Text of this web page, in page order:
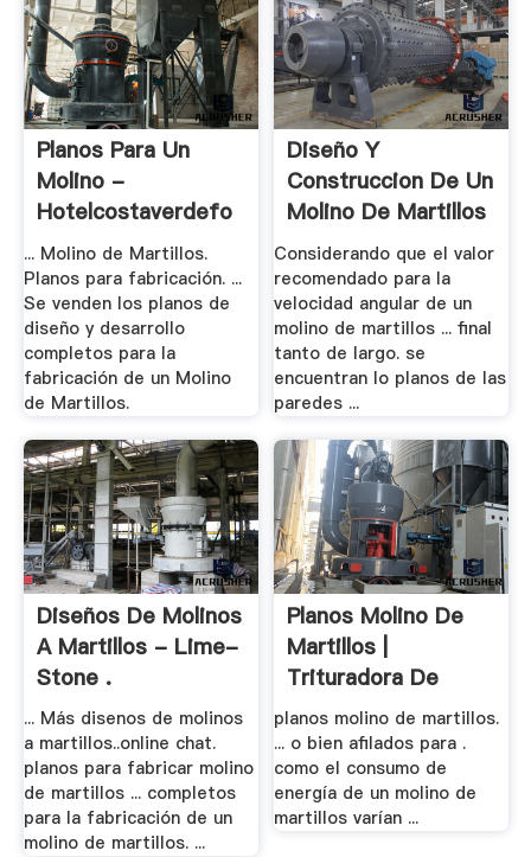
Planos Para Un
Molino -
Hotelcostaverdefo
... Molino de Martillos.
Planos para fabricación. ...
Se venden los planos de
diseño y desarrollo
completos para la
fabricación de un Molino
de Martillos.
Diseño Y
Construccion De Un
Molino De Martillos
.
Considerando que el valor
recomendado para la
velocidad angular de un
molino de martillos ... final
tanto de largo. se
encuentran lo planos de las
paredes ...
Diseños De Molinos
A Martillos - Lime-
Stone .
... Más disenos de molinos
a martillos..online chat.
planos para fabricar molino
de martillos ... completos
para la fabricación de un
molino de martillos. ...
Planos Molino De
Martillos |
Trituradora De
Molinos
planos molino de martillos.
... o bien afilados para .
como el consumo de
energía de un molino de
martillos varían ...